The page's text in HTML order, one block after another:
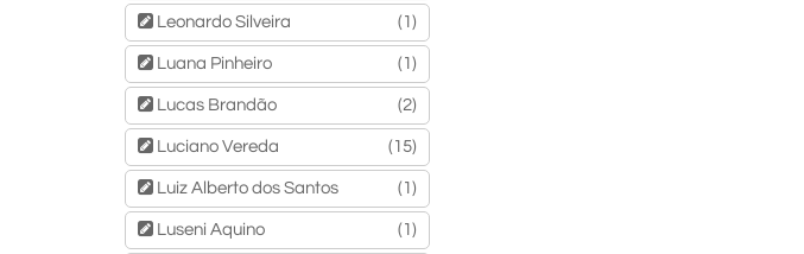
Leonardo Silveira (1)
Luana Pinheiro (1)
Lucas Brandão (2)
Luciano Vereda (15)
Luiz Alberto dos Santos (1)
Luseni Aquino (1)